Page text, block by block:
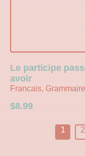
Le participe
avoir
Francais,
$8.99
1 2